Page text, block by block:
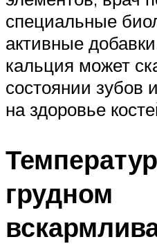
специальные
активные
кальция может
состоянии зубов
на здоровье
грудном